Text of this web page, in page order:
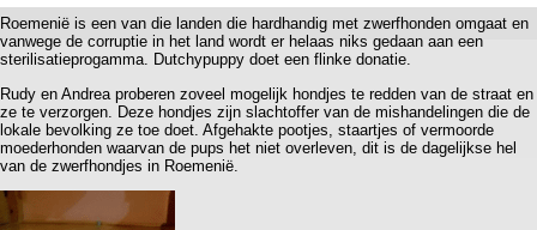
Roemenië is een van die landen die hardhandig met zwerfhonden omgaat en
vanwege de corruptie in het land wordt er helaas niks gedaan aan een
sterilisatieprogamma. Dutchypuppy doet een flinke donatie.
Rudy en Andrea proberen zoveel mogelijk hondjes te redden van de straat en
ze te verzorgen. Deze hondjes zijn slachtoffer van de mishandelingen die de
lokale bevolking ze toe doet. Afgehakte pootjes, staartjes of vermoorde
moederhonden waarvan de pups het niet overleven, dit is de dagelijkse hel
van de zwerfhondjes in Roemenië.